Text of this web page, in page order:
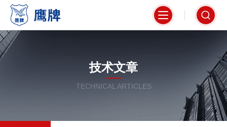
技术文章
TECHNICAL ARTICLES